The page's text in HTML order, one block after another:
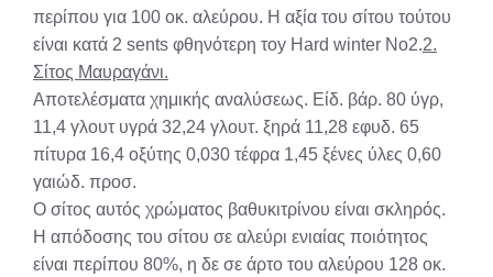
περίπου για 100 οκ. αλεύρου. Η αξία του σίτου τούτου
είναι κατά 2 sents φθηνότερη τοy Hard winter No2.2.
Σίτος Μαυραγάνι.
Αποτελέσματα χημικής αναλύσεως. Είδ. βάρ. 80 ύγρ,
11,4 γλουτ υγρά 32,24 γλουτ. ξηρά 11,28 εφυδ. 65
πίτυρα 16,4 οξύτης 0,030 τέφρα 1,45 ξένες ύλες 0,60
γαιώδ. προσ.
Ο σίτος αυτός χρώματος βαθυκιτρίνου είναι σκληρός.
Η απόδοσης του σίτου σε αλεύρι ενιαίας ποιότητος
είναι περίπου 80%, η δε σε άρτο του αλεύρου 128 οκ.